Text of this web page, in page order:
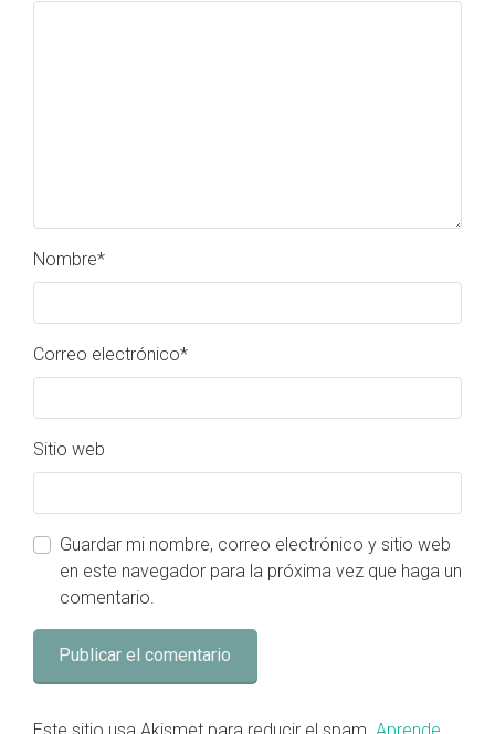
Nombre*
Correo electrónico*
Sitio web
Guardar mi nombre, correo electrónico y sitio web
en este navegador para la próxima vez que haga un
comentario.